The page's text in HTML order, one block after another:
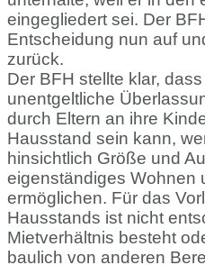
eingegliedert sei. Der
Entscheidung nun auf
zurück.
Der BFH stellte klar,
unentgeltliche
durch Eltern an ihre
Hausstand sein kann,
hinsichtlich Größe und
eigenständiges Wohnen
ermöglichen. Für das
Hausstands ist nicht
Mietverhältnis besteht
baulich von anderen